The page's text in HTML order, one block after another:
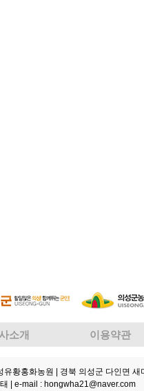
소개 이용약관
유황홍화농원
| 경북 의성군 다인면
| e-mail : hongwha21@naver.com